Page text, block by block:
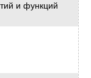
и функций